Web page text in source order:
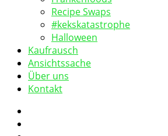
Recipe Swaps
#kekskatastrophe
Halloween
Kaufrausch
Ansichtssache
Über uns
Kontakt